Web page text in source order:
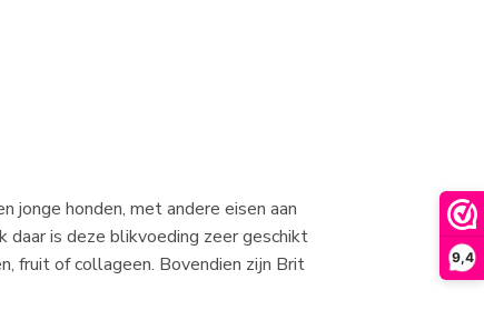
9,4
jonge honden, met andere eisen aan
is deze blikvoeding zeer geschikt
fruit of collageen. Bovendien zijn Brit